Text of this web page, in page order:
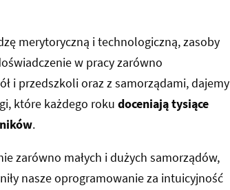
merytoryczną i technologiczną, zasoby
w pracy zarówno
i przedszkoli oraz z samorządami, dajemy
które każdego roku doceniają tysiące
.
zarówno małych i dużych samorządów,
nasze oprogramowanie za intuicyjność